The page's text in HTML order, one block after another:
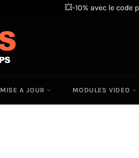
💥-10% avec le code
MISE A JOUR MODULES VIDEO